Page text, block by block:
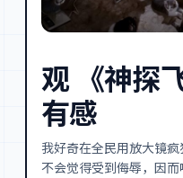
观 《神探
有感
我好奇在全民用放大镜
不会觉得受到侮辱，因而